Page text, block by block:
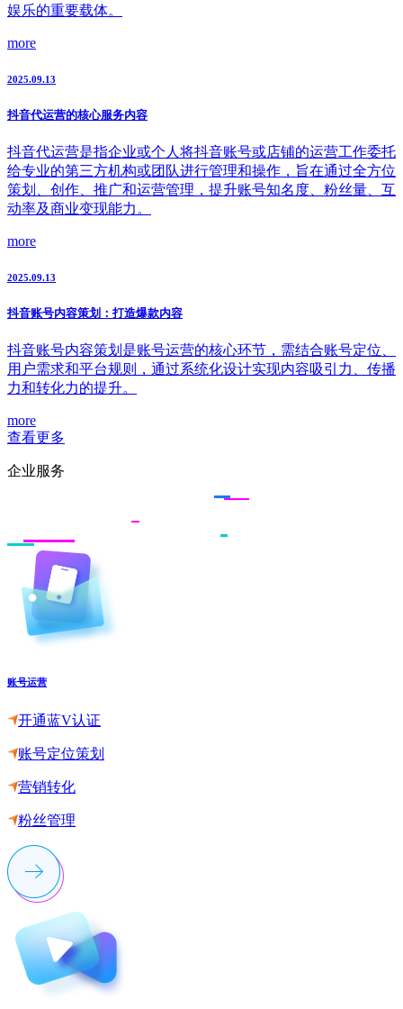
娱乐的重要载体。
more
2025.09.13
抖音代运营的核心服务内容
抖音代运营是指企业或个人将抖音账号或店铺的运营工作委托
给专业的第三方机构或团队进行管理和操作，旨在通过全方位
策划、创作、推广和运营管理，提升账号知名度、粉丝量、互
动率及商业变现能力。
more
2025.09.13
抖音账号内容策划：打造爆款内容
抖音账号内容策划是账号运营的核心环节，需结合账号定位、
用户需求和平台规则，通过系统化设计实现内容吸引力、传播
力和转化力的提升。
more
查看更多
企业服务
账号运营
开通蓝V认证
账号定位策划
营销转化
粉丝管理